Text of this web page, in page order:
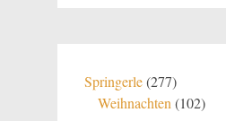
Springerle 277277
Produkte
Weihnachten 102102